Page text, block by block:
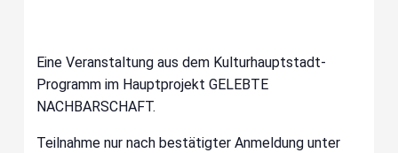
Eine Veranstaltung aus dem Kulturhauptstadt-
Programm im Hauptprojekt GELEBTE
NACHBARSCHAFT.
Teilnahme nur nach bestätigter Anmeldung unter